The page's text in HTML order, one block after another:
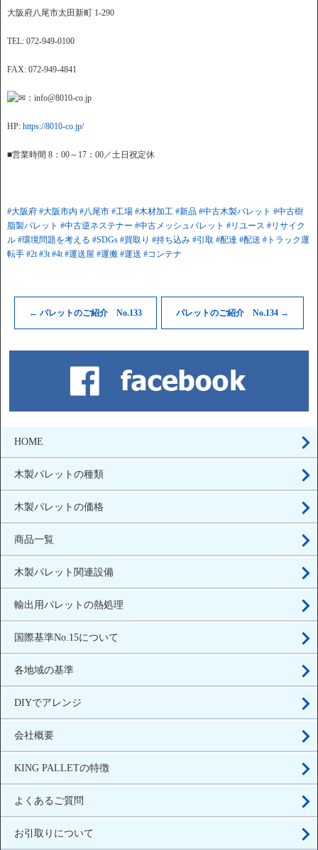
大阪府八尾市太田新町 1-290
TEL: 072-949-0100
FAX: 072-949-4841
：info@8010-co.jp
HP: https://8010-co.jp/
■営業時間 8：00～17：00／土日祝定休
#大阪府 #大阪市内 #八尾市 #工場 #木材加工 #新品 #中古木製パレット #中古樹
脂製パレット #中古逆ネステナー #中古メッシュパレット #リユース #リサイク
ル #環境問題を考える #SDGs #買取り #持ち込み #引取 #配達 #配送 #トラック運
転手 #2t #3t #4t #運送屋 #運搬 #運送 #コンテナ
← パレットのご紹介 No.133 パレットのご紹介 No.134 →
HOME
木製パレットの種類
木製パレットの価格
商品一覧
木製パレット関連設備
輸出用パレットの熱処理
国際基準No.15について
各地域の基準
DIYでアレンジ
会社概要
KING PALLETの特徴
よくあるご質問
お引取りについて